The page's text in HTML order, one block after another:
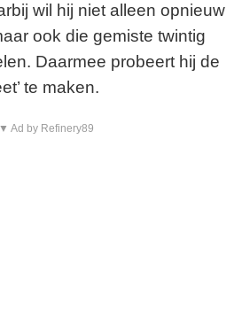
wil hij niet alleen opnieuw
ook die gemiste twintig
Daarmee probeert hij de
te maken.
▼ Ad by Refinery89